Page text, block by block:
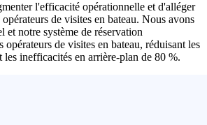
l'efficacité opérationnelle et d'alléger
de visites en bateau. Nous avons
et notre système de réservation
opérateurs de visites en bateau, réduisant les
les inefficacités en arrière-plan de 80 %.